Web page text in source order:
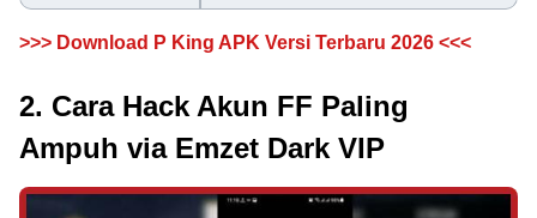
>>> Download P King APK Versi Terbaru 2026 <<<
2. Cara Hack Akun FF Paling
Ampuh via Emzet Dark VIP